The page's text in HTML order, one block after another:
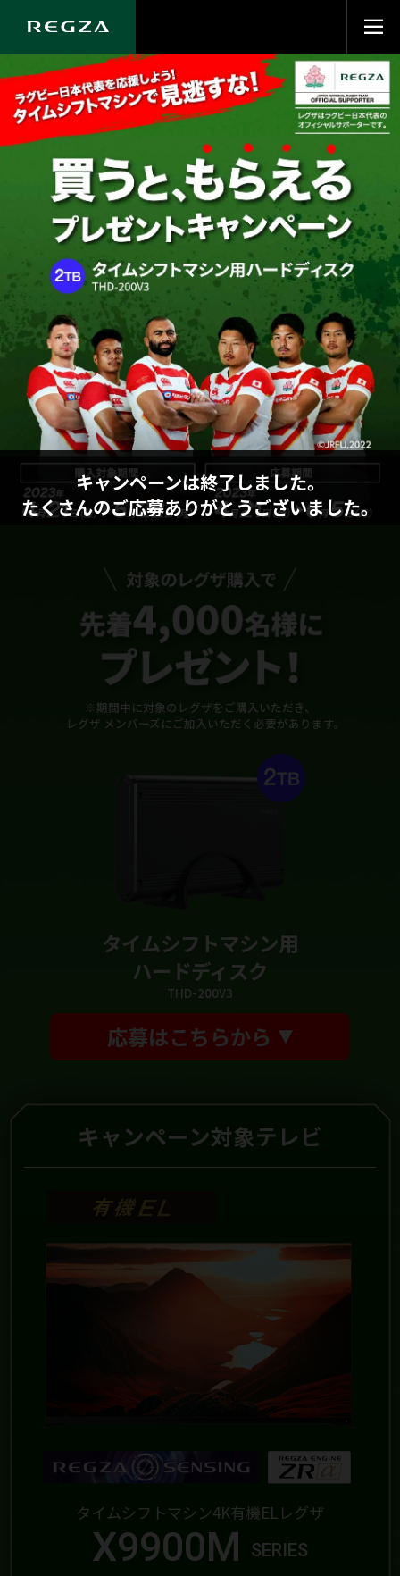
キャンペーンは終了しました。
たくさんのご応募ありがとうございました。
※期間中に対象のレグザをご購入いただき、
レグザ メンバーズにご加入いただく必要があります。
タイムシフトマシン用
ハードディスク
THD-200V3
応募はこちらから
キャンペーン対象テレビ
タイムシフトマシン4K有機ELレグザ
X9900M SERIES